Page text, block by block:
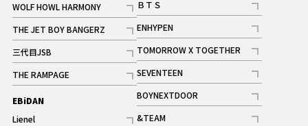
WOLF HOWL HARMONY
記事
THE JET BOY BANGERZ
記事
三代目JSB
記事
THE RAMPAGE
記事
ギャラリー
EBiDAN
Lienel
ＢＴＳ
記事
ENHYPEN
記事
TOMORROW X TOGETHER
記事
ギャラリー
SEVENTEEN
記事
BOYNEXTDOOR
記事
&TEAM